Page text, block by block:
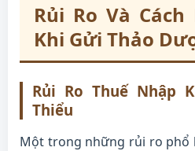
Rủi Ro Và
Khi Gửi Thảo
Rủi Ro Thuế Nhập
Thiểu
Một trong những rủi ro phổ